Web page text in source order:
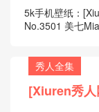
5k手机壁纸：
No.3501 美七
秀人全集
[Xiuren秀